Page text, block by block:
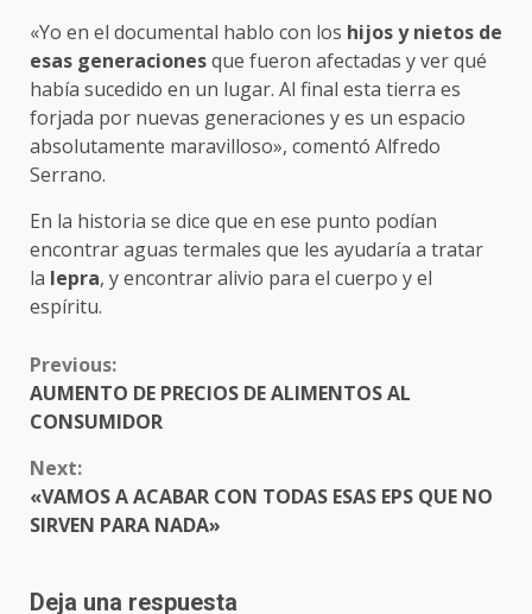
«Yo en el documental hablo con los hijos y nietos de
esas generacionesque fueron afectadas y ver qué
había sucedido en un lugar. Al final esta tierra es
forjada por nuevas generaciones y es un espacio
absolutamente maravilloso», comentó Alfredo
Serrano.
En la historia se dice que en ese punto podían
encontrar aguas termales que les ayudaría a tratar
la lepra, y encontrar alivio para el cuerpo y el
espíritu.
CONTINUE
READING
Previous:
AUMENTO DE PRECIOS DE ALIMENTOS AL
CONSUMIDOR
Next:
«VAMOS A ACABAR CON TODAS ESAS EPS QUE NO
SIRVEN PARA NADA»
Deja una respuesta